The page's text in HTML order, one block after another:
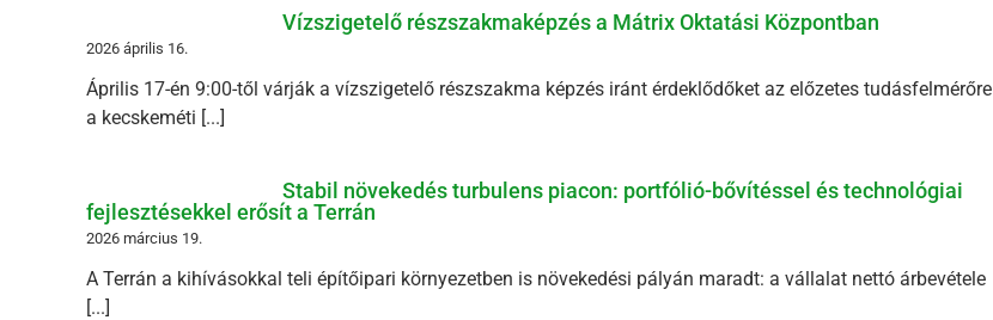
Vízszigetelő részszakmaképzés a Mátrix Oktatási Központban
2026 április 16.
Április 17-én 9:00-től várják a vízszigetelő részszakma képzés iránt érdeklődőket az előzetes tudásfelmérőre
a kecskeméti [...]
Stabil növekedés turbulens piacon: portfólió-bővítéssel és technológiai
fejlesztésekkel erősít a Terrán
2026 március 19.
A Terrán a kihívásokkal teli építőipari környezetben is növekedési pályán maradt: a vállalat nettó árbevétele
[...]